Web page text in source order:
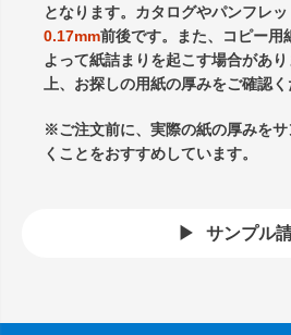
となります。カタログやパンフレ
0.17mm前後です。また、コピー用
よって紙詰まりを起こす場合があ
上、お探しの用紙の厚みをご確認く
※ご注文前に、実際の紙の厚みを
くことをおすすめしています。
サンプル